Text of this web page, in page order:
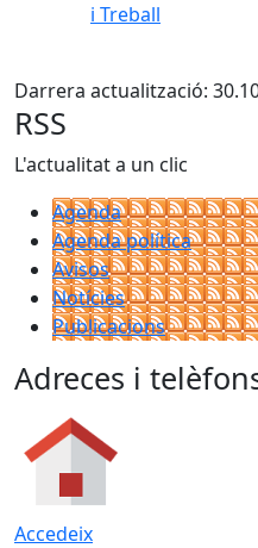
i Treball
Darrera actualització:
RSS
L'actualitat a un clic
Agenda
Agenda política
Avisos
Notícies
Publicacions
Adreces i
Accedeix